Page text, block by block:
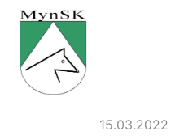
15.03.2022